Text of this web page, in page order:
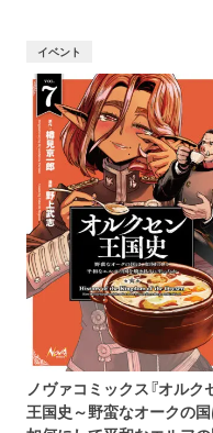
イベント
ノヴァコミックス『オルク
王国史～野蛮なオークの国